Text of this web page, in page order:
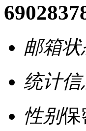
邮箱状
统计信
性别保